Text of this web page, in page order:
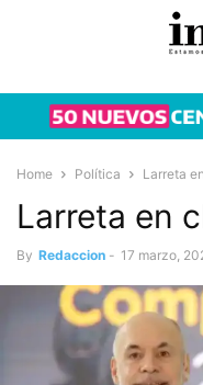
Home Política Larreta
Larreta en
By Redaccion - 17 marzo,